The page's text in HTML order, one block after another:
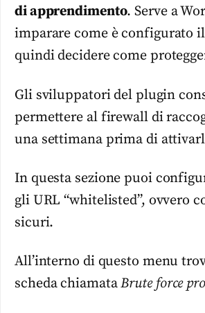
di apprendimento. Serve a
imparare come è configurato
quindi decidere come
Gli sviluppatori del plugin
permettere al firewall di
una settimana prima di
In questa sezione puoi
gli URL “whitelisted”, ovvero
sicuri.
All’interno di questo menu
scheda chiamataBrute force